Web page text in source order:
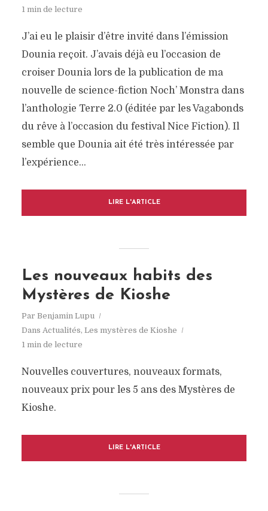
1 min de lecture
J’ai eu le plaisir d’être invité dans l’émission
Dounia reçoit. J’avais déjà eu l’occasion de
croiser Dounia lors de la publication de ma
nouvelle de science-fiction Noch’ Monstra dans
l’anthologie Terre 2.0 (éditée par les Vagabonds
du rêve à l’occasion du festival Nice Fiction). Il
semble que Dounia ait été très intéressée par
l’expérience...
LIRE L'ARTICLE
Les nouveaux habits des
Mystères de Kioshe
Par Benjamin Lupu
Dans Actualités, Les mystères de Kioshe
1 min de lecture
Nouvelles couvertures, nouveaux formats,
nouveaux prix pour les 5 ans des Mystères de
Kioshe.
LIRE L'ARTICLE